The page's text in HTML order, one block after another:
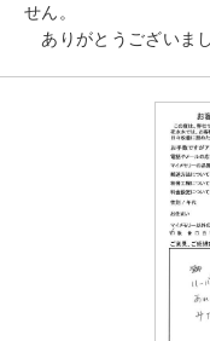
せん。
ありがとうございまし